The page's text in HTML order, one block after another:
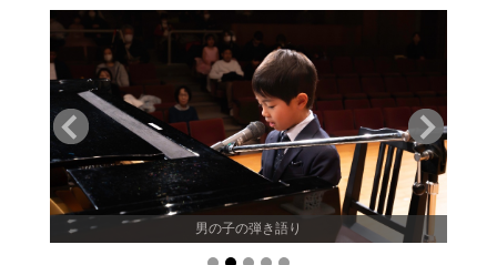
男の子の弾き語り